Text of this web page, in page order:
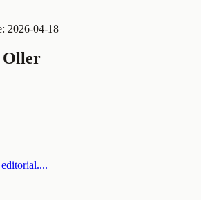
2026-04-18
Oller
...